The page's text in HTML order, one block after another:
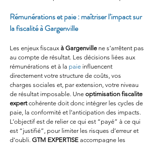
Rémunérations et paie : maîtriser l’impact sur
la fiscalité à Gargenville
Les enjeux fiscaux à Gargenville ne s’arrêtent pas
au compte de résultat. Les décisions liées aux
rémunérations et à la paie influencent
directement votre structure de coûts, vos
charges sociales et, par extension, votre niveau
de résultat imposable. Une optimisation fiscalite
expert cohérente doit donc intégrer les cycles de
paie, la conformité et l’anticipation des impacts.
L’objectif est de relier ce qui est “payé” à ce qui
est “justifié”, pour limiter les risques d’erreur et
d’oubli. GTM EXPERTISE accompagne les